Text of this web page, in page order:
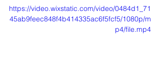
https://video.wixstatic.com/video/0484d1_71
45ab9feec848f4b414335ac6f5fcf5/1080p/m
p4/file.mp4